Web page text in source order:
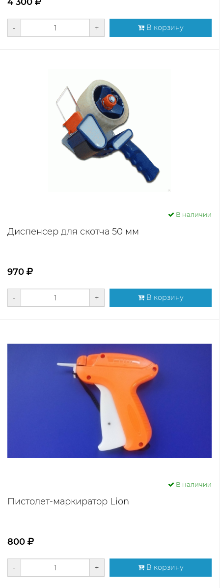
- + В корзину
В наличии
Диспенсер для скотча 50 мм
970
- + В корзину
В наличии
Пистолет-маркиратор Lion
800
- + В корзину